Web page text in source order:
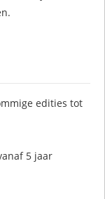
edities tot
5 jaar